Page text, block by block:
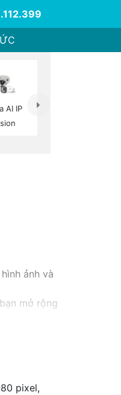
AI IP
ảnh và
mở rộng
chọn
pixel,